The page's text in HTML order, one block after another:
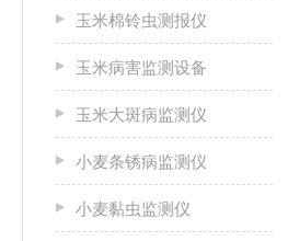
玉米棉铃虫测报仪
玉米病害监测设备
玉米大斑病监测仪
小麦条锈病监测仪
小麦黏虫监测仪